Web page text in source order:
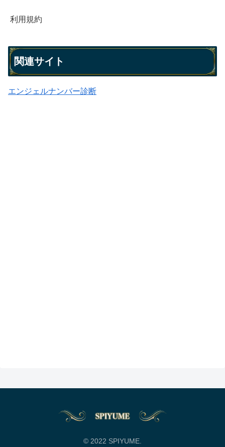
利用規約
関連サイト
エンジェルナンバー診断
© 2022 SPIYUME.